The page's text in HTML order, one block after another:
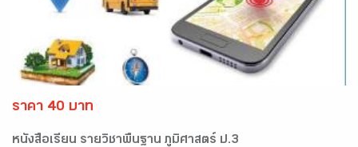
ราคา 40 บาท
หนังสือเรียน รายวิชาพื้นฐาน ภูมิศาสตร์ ป.3